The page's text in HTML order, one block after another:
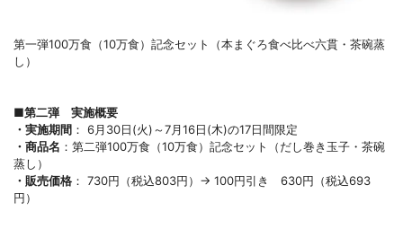
第一弾100万食（10万食）記念セット（本まぐろ食べ比べ六貫・茶碗蒸
し）
■第二弾 実施概要
・実施期間 ： 6月30日(火)～7月16日(木)の17日間限定
・商品名 ：第二弾100万食（10万食）記念セット（だし巻き玉子・茶碗
蒸し）
・販売価格 ： 730円（税込803円）→ 100円引き 630円（税込693
円）